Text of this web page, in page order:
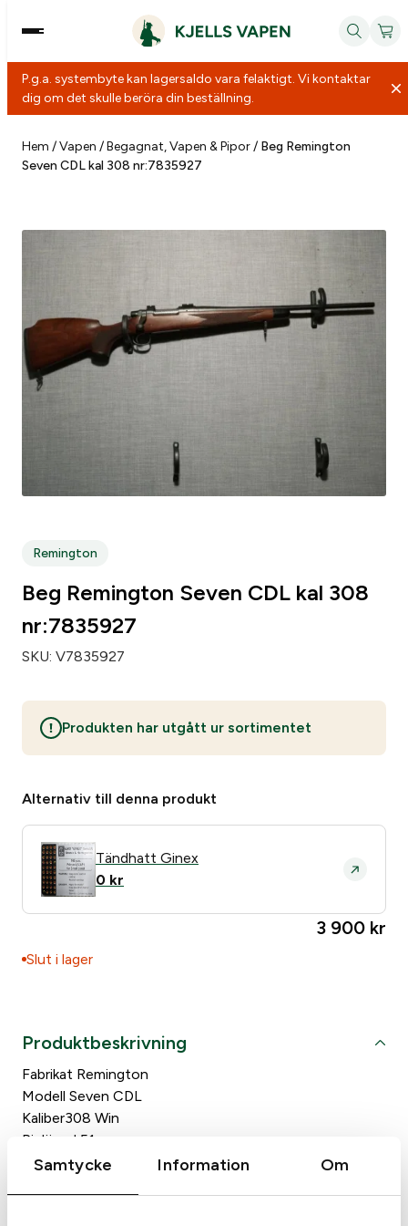
Samtycke Information Om
innehåll
P.g.a. systembyte kan lagersaldo vara felaktigt. Vi kontaktar
dig om det skulle beröra din beställning.
Hem /Vapen /Begagnat, Vapen & Pipor/ Beg Remington
Seven CDL kal 308 nr:7835927
Remington
Beg Remington Seven CDL kal 308
nr:7835927
SKU: V7835927
Produkten har utgått ur sortimentet
Alternativ till denna produkt
Tändhatt Ginex
0 kr
3 900 kr
Slut i lager
Produktbeskrivning
Fabrikat Remington
Modell Seven CDL
Kaliber308 Win
Piplängd 51 cm
Magasinkapacitet
Purchase of a licensed weapon
en vapenlicens. Licensen söks hos Polismyndigheten
och gäller för ett specifikt vapen. Fyllt i formuläret
Social Security number*
Number of weapons since before*
Number of parts subject to licensing since before
Make of your gun safe *
Does anyone else in the residence own weapons?
Yes
No